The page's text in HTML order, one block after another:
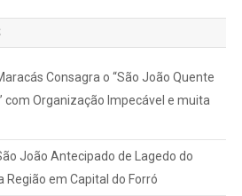
Consagra o “São João Quente
com Organização Impecável e muita
João Antecipado de Lagedo do
em Capital do Forró